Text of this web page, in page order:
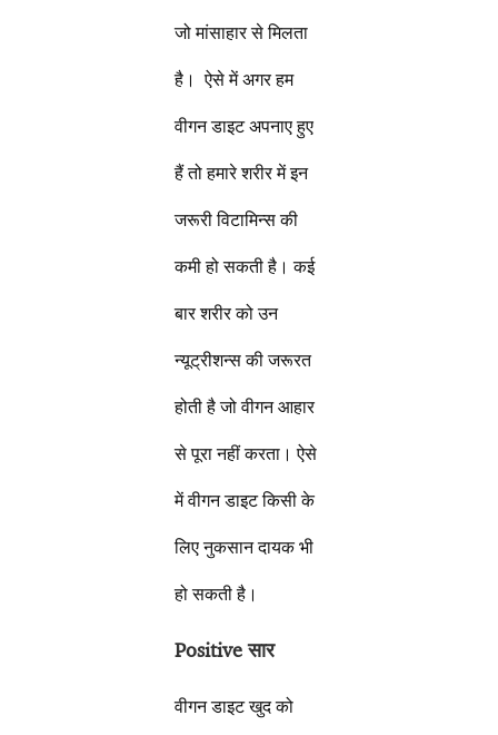
जो मांसाहार से मिलता
है। ऐसे में अगर हम
वीगन डाइट अपनाए हुए
हैं तो हमारे शरीर में इन
जरूरी विटामिन्स की
कमी हो सकती है। कई
बार शरीर को उन
न्यूट्रीशन्स की जरूरत
होती है जो वीगन आहार
से पूरा नहीं करता। ऐसे
में वीगन डाइट किसी के
लिए नुकसान दायक भी
हो सकती है।
Positiveसार
वीगन डाइट खुद को